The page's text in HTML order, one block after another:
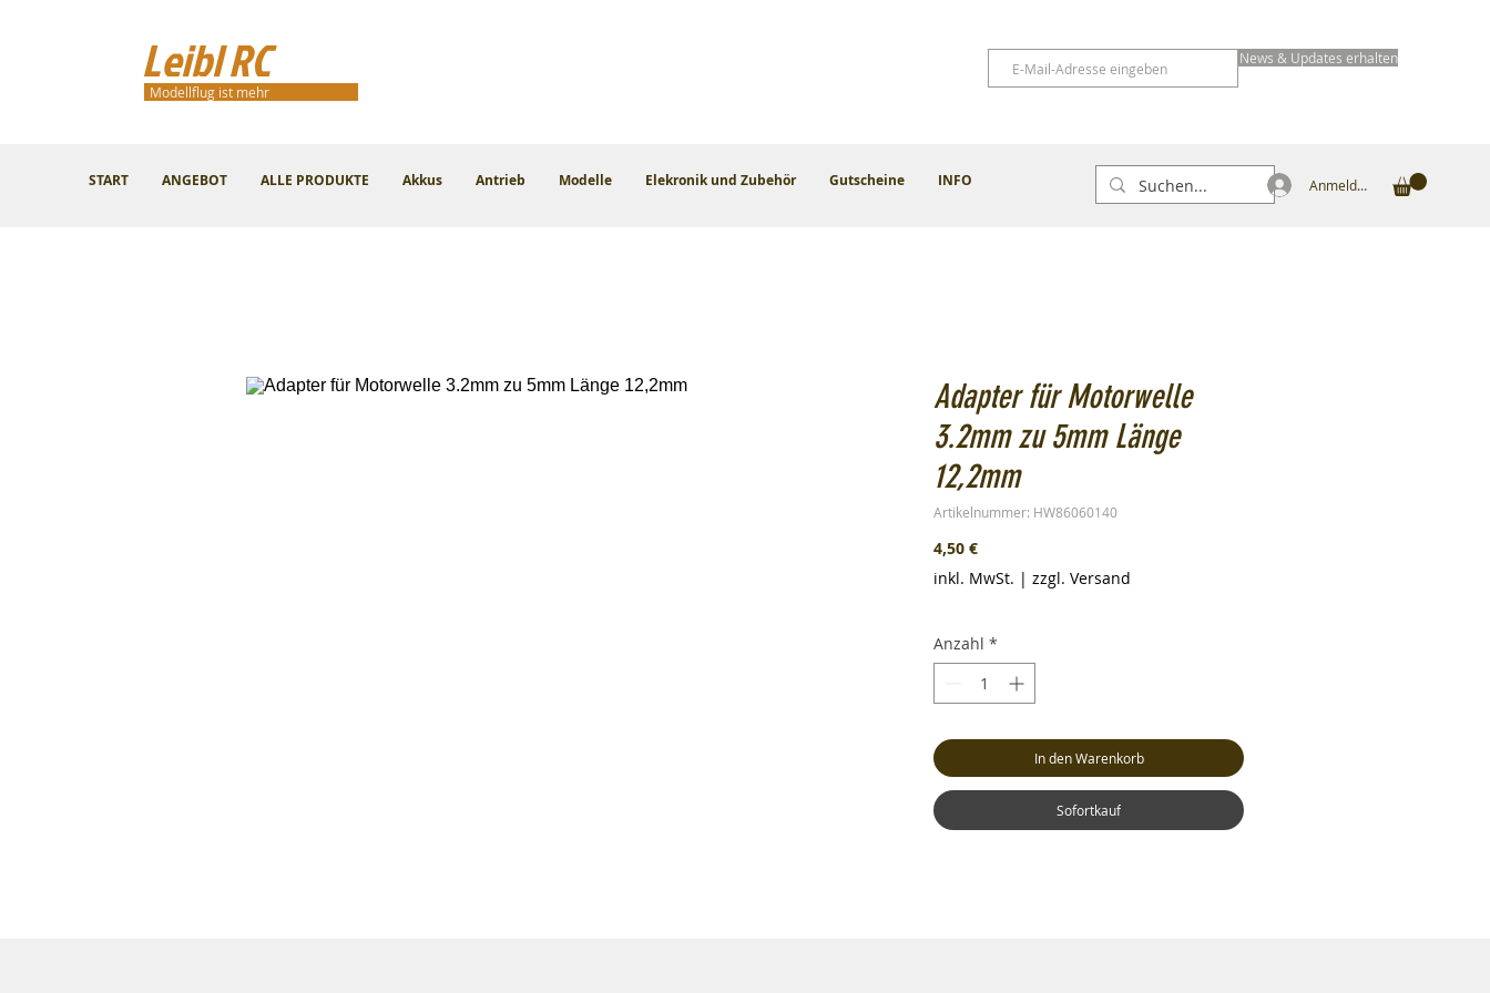
Leibl RC
START ANGEBOT ALLE PRODUKTE Akkus Antrieb Modelle Elekronik und Zubehör Gutscheine INFO
Modellflug ist mehr
News & Updates erhalten
Anmelden
Adapter für Motorwelle
3.2mm zu 5mm Länge
12,2mm
Artikelnummer: HW86060140
4,50 €Preis
inkl. MwSt. | zzgl. Versand
Anzahl *
In den Warenkorb
Sofortkauf